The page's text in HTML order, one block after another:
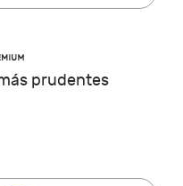
prudentes